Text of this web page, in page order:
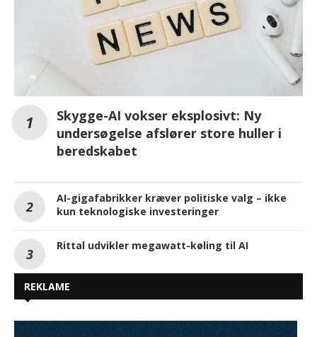
Skygge-AI vokser eksplosivt: Ny
undersøgelse afslører store huller i
beredskabet
AI-gigafabrikker kræver politiske valg – ikke
kun teknologiske investeringer
Rittal udvikler megawatt-køling til AI
REKLAME